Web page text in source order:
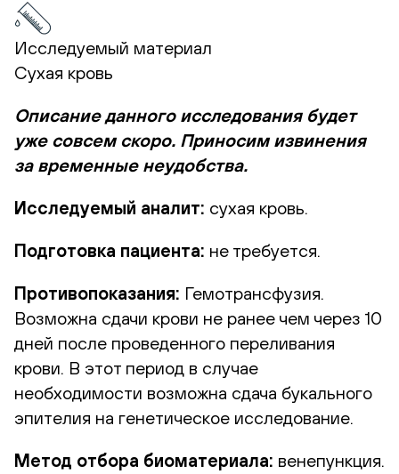
Исследуемый материал
Сухая кровь
Описание данного исследования будет
уже совсем скоро. Приносим извинения
за временные неудобства.
Исследуемый аналит: сухая кровь.
Подготовка пациента: не требуется.
Противопоказания: Гемотрансфузия.
Возможна сдачи крови не ранее чем через 10
дней после проведенного переливания
крови. В этот период в случае
необходимости возможна сдача букального
эпителия на генетическое исследование.
Метод отбора биоматериала: венепункция.